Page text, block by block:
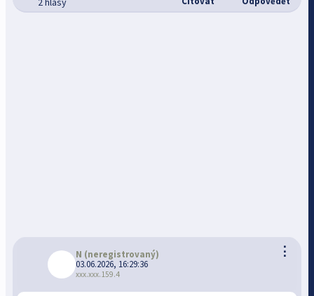
⋮
N (neregistrovaný)
03.06.2026, 16:29:36
xxx.xxx.159.4